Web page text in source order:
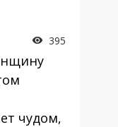
395
чудом,